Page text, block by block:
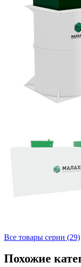
Все товары серии (29)
Похожие